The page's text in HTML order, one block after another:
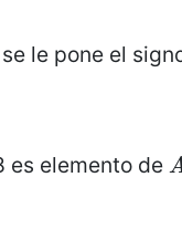
le pone el
es elemento de